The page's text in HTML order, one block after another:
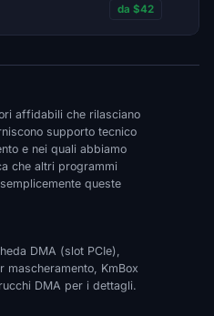
da $42
affidabili che rilasciano
supporto tecnico
e nei quali abbiamo
che altri programmi
queste
DMA (slot PCIe),
KmBox
DMA per i dettagli.